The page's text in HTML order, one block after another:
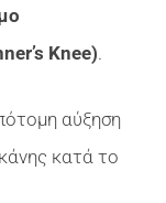
Knee).
αύξηση
κατά το